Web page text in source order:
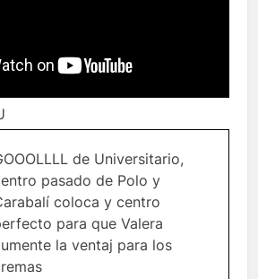
de Universitario,
pasado de Polo y
coloca y centro
para que Valera
la ventaj para los